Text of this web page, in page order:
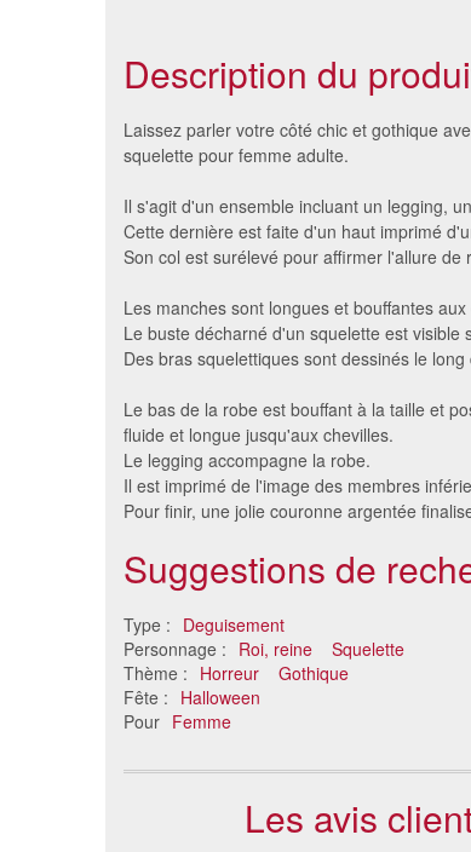
Description du
Laissez parler votre côté chic et gothique
squelette pour femme adulte.
Il s'agit d'un ensemble incluant un legging,
Cette dernière est faite d'un haut imprimé
Son col est surélevé pour affirmer l'allure de
Les manches sont longues et bouffantes aux
Le buste décharné d'un squelette est visible
Des bras squelettiques sont dessinés le
Le bas de la robe est bouffant à la taille et
fluide et longue jusqu'aux chevilles.
Le legging accompagne la robe.
Il est imprimé de l'image des membres
Pour finir, une jolie couronne argentée
Suggestions de
Type : Deguisement
Personnage : Roi, reine
Squelette
Thème : Horreur
Gothique
Fête : Halloween
Pour Femme
femme
58 €
Les avis